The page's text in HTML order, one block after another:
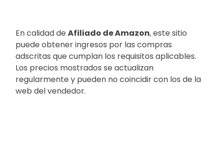
En calidad de Afiliado de Amazon, este sitio
puede obtener ingresos por las compras
adscritas que cumplan los requisitos aplicables.
Los precios mostrados se actualizan
regularmente y pueden no coincidir con los de la
web del vendedor.